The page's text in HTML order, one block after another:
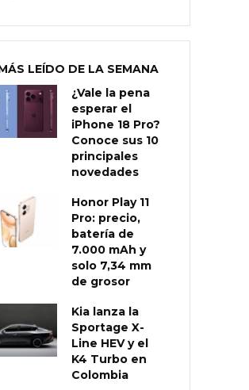
LEÍDO DE LA SEMANA
¿Vale la pena
esperar el
iPhone 18 Pro?
Conoce sus 10
principales
novedades
Honor Play 11
Pro: precio,
batería de
7.000 mAh y
solo 7,34 mm
de grosor
Kia lanza la
Sportage X-
Line HEV y el
K4 Turbo en
Colombia